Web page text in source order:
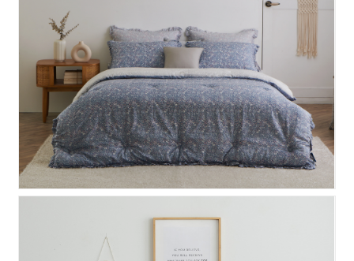
플로렛 모달차렵이불